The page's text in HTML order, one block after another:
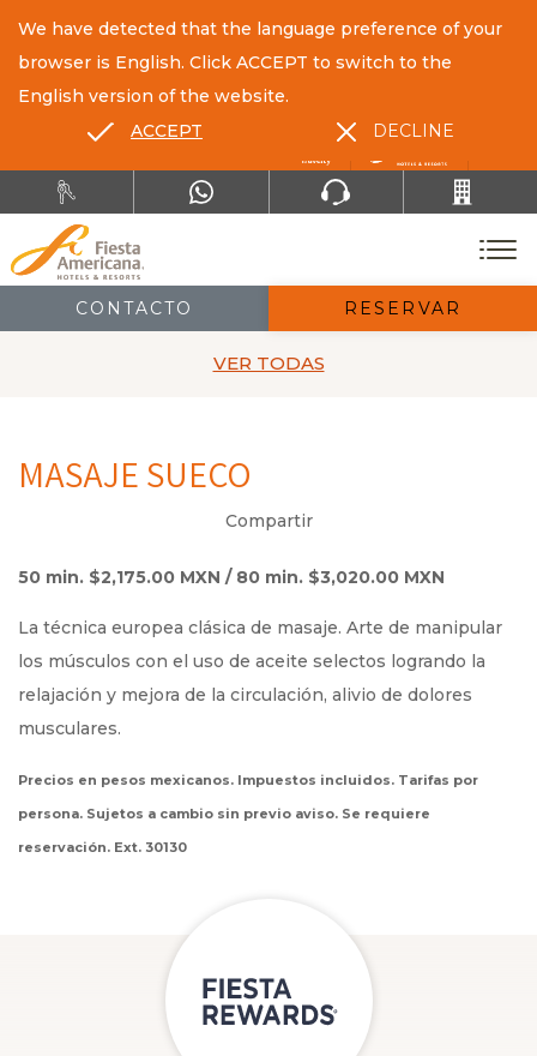
CONTACTO RESERVAR
We have detected that the language preference of your
browser is English. Click ACCEPT to switch to the
English version of the website.
ACCEPT
DECLINE
VER TODAS
MASAJE SUECO
Compartir
50 min. $2,175.00 MXN / 80 min. $3,020.00 MXN
La técnica europea clásica de masaje. Arte de manipular
los músculos con el uso de aceite selectos logrando la
relajación y mejora de la circulación, alivio de dolores
musculares.
Precios en pesos mexicanos. Impuestos incluidos. Tarifas por
persona. Sujetos a cambio sin previo aviso. Se requiere
reservación. Ext. 30130